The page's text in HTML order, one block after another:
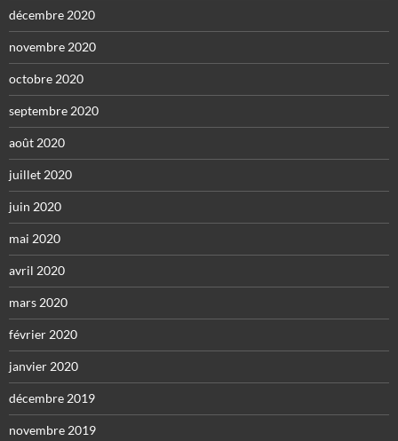
décembre 2020
novembre 2020
octobre 2020
septembre 2020
août 2020
juillet 2020
juin 2020
mai 2020
avril 2020
mars 2020
février 2020
janvier 2020
décembre 2019
novembre 2019